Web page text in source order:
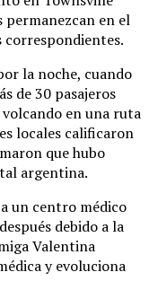
permanezcan en el
correspondientes.
la noche, cuando
de 30 pasajeros
en una ruta
locales calificaron
que hubo
argentina.
un centro médico
debido a la
Valentina
y evoluciona